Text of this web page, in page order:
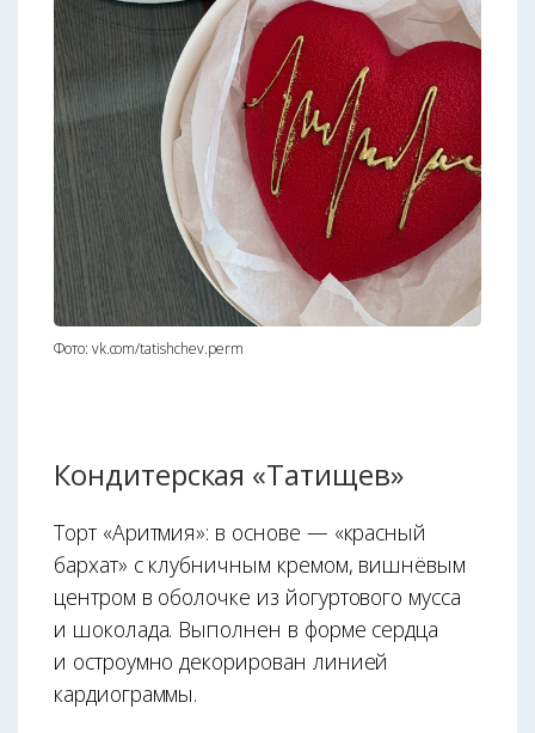
Фото: vk.com/tatishchev.perm
Кондитерская «Татищев»
Торт «Аритмия»: в основе — «красный
бархат» с клубничным кремом, вишнёвым
центром в оболочке из йогуртового мусса
и шоколада. Выполнен в форме сердца
и остроумно декорирован линией
кардиограммы.